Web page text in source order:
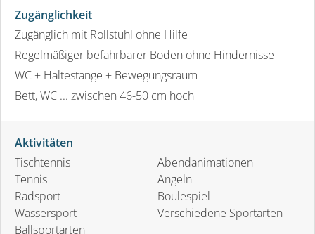
Zugänglichkeit
Zugänglich mit Rollstuhl ohne Hilfe
Regelmäßiger befahrbarer Boden ohne Hindernisse
WC + Haltestange + Bewegungsraum
Bett, WC ... zwischen 46-50 cm hoch
Aktivitäten
Tischtennis
Tennis
Radsport
Wassersport
Ballsportarten
Abendanimationen
Angeln
Boulespiel
Verschiedene Sportarten